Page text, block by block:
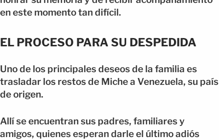
en este momento tan difícil.
EL PROCESO PARA SU DESPEDIDA
Uno de los principales deseos de la familia es
trasladar los restos de Miche a Venezuela, su país
de origen.
Allí se encuentran sus padres, familiares y
amigos, quienes esperan darle el último adiós